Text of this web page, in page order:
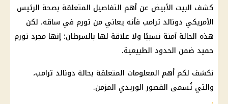
كشف البيت الأبيض عن أهم التفاصيل المتعلقة بصحة الرئيس
الأمريكي دونالد ترامب فأنه يعاني من تورم في ساقه، لكن
هذه الحالة آمنة نسبيًا ولا علاقة لها بالسرطان؛ إنها مجرد تورم
حميد ضمن الحدود الطبيعية.
نكشف لكم أهم المعلومات المتعلقة بحالة دونالد ترامب،
والتي تُسمى القصور الوريدي المزمن.